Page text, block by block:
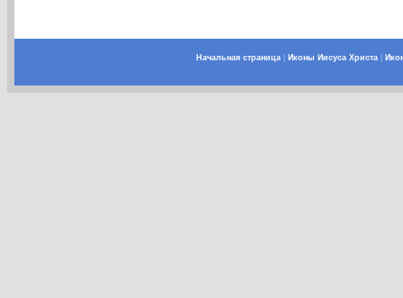
Начальная страница| Иконы Иисуса Христа|